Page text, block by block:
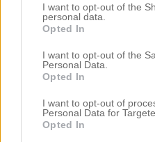
I want to opt-out of the
personal data.
Opted In
I want to opt-out of the
Personal Data.
Opted In
I want to opt-out of
Personal Data for
Opted In
2msk citronsaft
3msk kokosolja
1dl kokosflingor
dom i kokosflingor. Dom
måste testa dom.